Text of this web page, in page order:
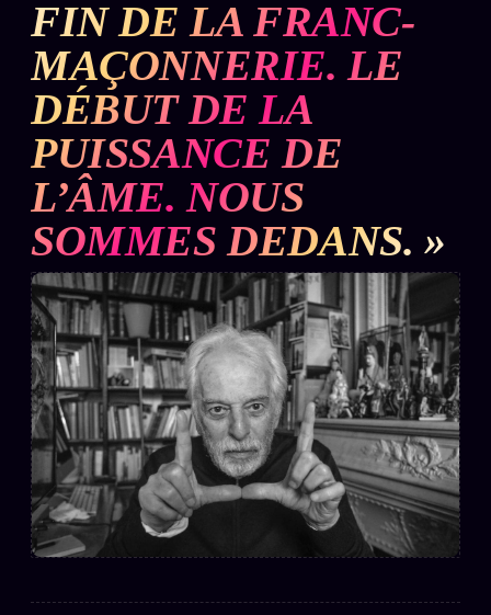
N L'ARCHIVE
✉ INSCRIPTION À LA NEWSLETTER
Rubriques éditoriales10 088 articles
TOUTES LES RUBRIQUES →
DÉTONATIONS POLITIQUE
RENSEIGNEMENT
BUREAU DE
TENDANCES
MACRONLEAKS SCANDALES
ALT NEWS GOSSIP
PRÉDICTIONS INFOFICTION
FIN DE LA FRANC-
MAÇONNERIE. LE
DÉBUT DE LA
PUISSANCE DE
L’ÂME. NOUS
SOMMES DEDANS. »